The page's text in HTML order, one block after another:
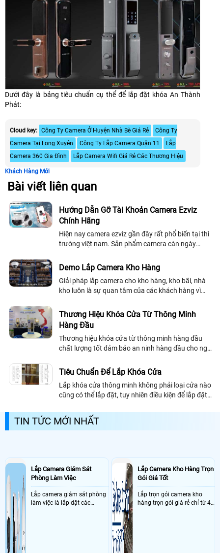
Dưới đây là bảng tiêu chuẩn cụ thể để lắp đặt khóa An Thành
Phát:
Cloud key: Công Ty Camera Ở Huyện Nhà Bè Giá Rẻ
Công Ty
Camera Tại Long Xuyên
Công Ty Lắp Camera Quận 11
Lắp
Camera 360 Gia Đình
Lắp Camera Wifi Giá Rẻ Các Thương Hiệu
Khách Hàng Mới
Bài viết liên quan
Hướng Dẫn Gỡ Tài Khoản Camera Ezviz
Chính Hãng
Hiện nay camera ezviz gần đây rất phổ biến tại thì
trường việt nam. Sản phẩm camera càn ngày
những dòng camera quan sát chuyên dụng...
Demo Lắp Camera Kho Hàng
Giải pháp lắp camera cho kho hàng, kho bãi, nhà
kho luôn là sự quan tâm của các khách hàng vì
trị của doanh nghiệp, có những...
Thương Hiệu Khóa Cửa Từ Thông Minh
Hàng Đầu
Thương hiệu khóa cửa từ thông minh hàng đầu
chất lượng tốt đảm bảo an ninh hàng đầu cho ngôi
nên chọn những thương hiệu uy tín chuyên nghiêp
về khóa cửa từ mục đích an toàn bảo vệ tài sản
tuyệt đối
Tiêu Chuẩn Để Lắp Khóa Cửa
Lắp khóa cửa thông minh không phải loại cửa nào
cũng có thể lắp đặt, tuy nhiên điều kiện để lắp đặt
thông minh thì cũng không quá khó...
TIN TỨC MỚI NHẤT
Lắp Camera Giám Sát
Phòng Làm Việc
Lắp camera giám sát phòng
làm việc là lắp đặt các
Lắp Camera Kho Hàng Trọn
Gói Giá Tốt
Lắp trọn gói camera kho
hàng trọn gói giá rẻ chỉ từ 4